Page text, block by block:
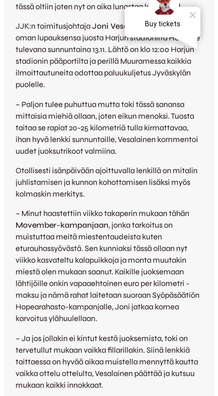
tässä oltiin joten nyt on aika lunastaa lupaukset!
JJK:n toimitusjohtajaJoni Vesalainentoteuttaa
oman lupauksensa juosta Harjun stadionilta Harvialle
tulevana sunnuntaina 13.11. Lähtö on klo 12:00 Harjun
stadionin pääportilta ja perillä Muuramessa kaikkia
ilmoittautuneita odottaa paluukuljetus Jyväskylän
puolelle.
– Paljon tulee puhuttua mutta toki tässä sanansa
mittaisia miehiä ollaan, joten eikun menoksi. Tuosta
taitaa se rapiat 20-25 kilometriä tulla kirmattavaa,
ihan hyvä lenkki sunnuntaille, Vesalainen kommentoi
uudet juoksutrikoot valmiina.
Otollisesti isänpäivään ajoittuvalla lenkillä on mitalin
juhlistamisen ja kunnon kohottamisen lisäksi myös
kolmaskin merkitys.
– Minut haastettiin viikko takaperin mukaan tähän
Movember-kampanjaan, jonka tarkoitus on
muistuttaa meitä miestentaudeista kuten
eturauhassyövästä. Sen kunniaksi tässä ollaan nyt
viikko kasvateltu kalapuikkoja ja monta muutakin
miestä olen mukaan saanut. Kaikille juoksemaan
lähtijöille onkin vapaaehtoinen euro per kilometri -
maksu ja nämä rahat laitetaan suoraan Syöpäsäätiön
Hopearahasto-kampanjalle, Joni jatkaa komea
karvoitus ylähuulellaan.
– Ja jos jollakin ei kintut kestä juoksemista, toki on
tervetullut mukaan vaikka fillarillakin. Siinä lenkkiä
taittaessa on hyvää aikaa muistella mennyttä kautta
vaikka ottelu ottelulta, Vesalainen päättää ja kutsuu
mukaan kaikki innokkaat.